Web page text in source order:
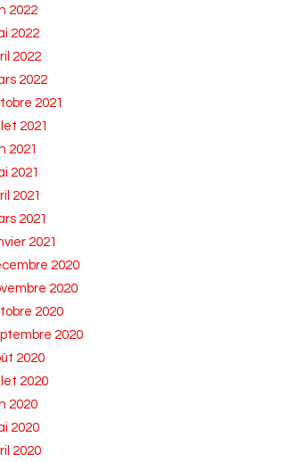
2022
2022
2022
2022
2021
2021
2021
2021
2021
2021
2021
2020
2020
2020
2020
2020
2020
2020
2020
2020